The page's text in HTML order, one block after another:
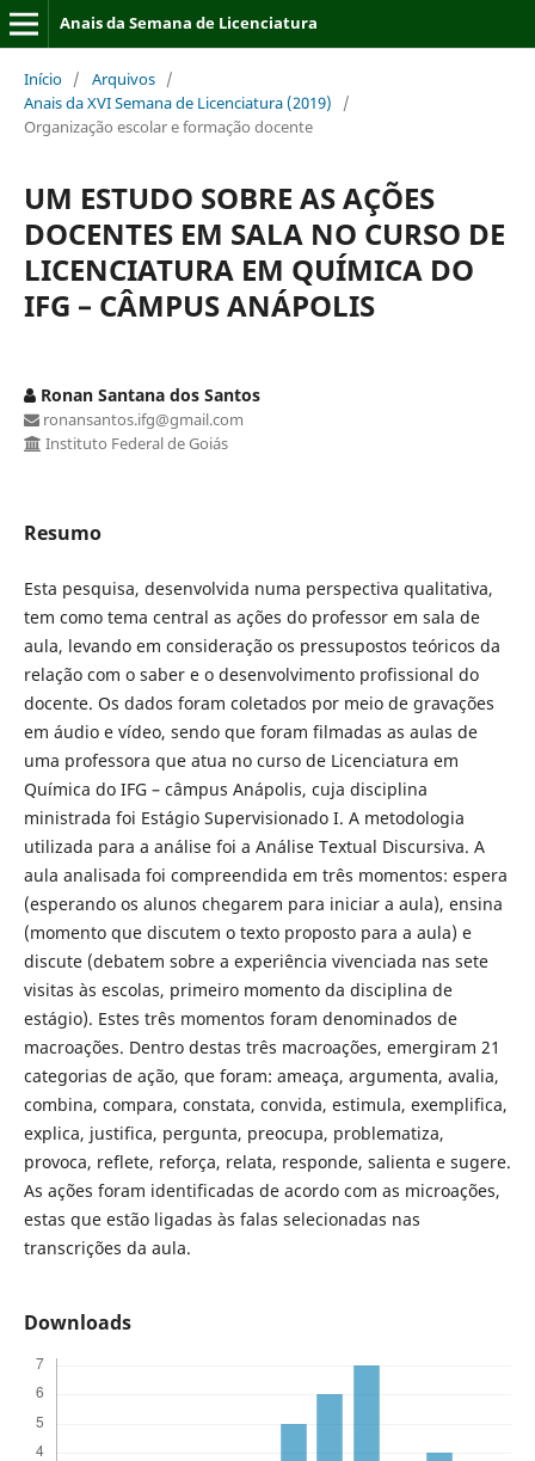
Anais da Semana de Licenciatura
Início / Arquivos /
Anais da XVI Semana de Licenciatura (2019)
/
Organização escolar e formação docente
UM ESTUDO SOBRE AS AÇÕES
DOCENTES EM SALA NO CURSO DE
LICENCIATURA EM QUÍMICA DO
IFG – CÂMPUS ANÁPOLIS
Ronan Santana dos Santos
ronansantos.ifg@gmail.com
Instituto Federal de Goiás
Resumo
Esta pesquisa, desenvolvida numa perspectiva qualitativa,
tem como tema central as ações do professor em sala de
aula, levando em consideração os pressupostos teóricos da
relação com o saber e o desenvolvimento profissional do
docente. Os dados foram coletados por meio de gravações
em áudio e vídeo, sendo que foram filmadas as aulas de
uma professora que atua no curso de Licenciatura em
Química do IFG – câmpus Anápolis, cuja disciplina
ministrada foi Estágio Supervisionado I. A metodologia
utilizada para a análise foi a Análise Textual Discursiva. A
aula analisada foi compreendida em três momentos: espera
(esperando os alunos chegarem para iniciar a aula), ensina
(momento que discutem o texto proposto para a aula) e
discute (debatem sobre a experiência vivenciada nas sete
visitas às escolas, primeiro momento da disciplina de
estágio). Estes três momentos foram denominados de
macroações. Dentro destas três macroações, emergiram 21
categorias de ação, que foram: ameaça, argumenta, avalia,
combina, compara, constata, convida, estimula, exemplifica,
explica, justifica, pergunta, preocupa, problematiza,
provoca, reflete, reforça, relata, responde, salienta e sugere.
As ações foram identificadas de acordo com as microações,
estas que estão ligadas às falas selecionadas nas
transcrições da aula.
Downloads